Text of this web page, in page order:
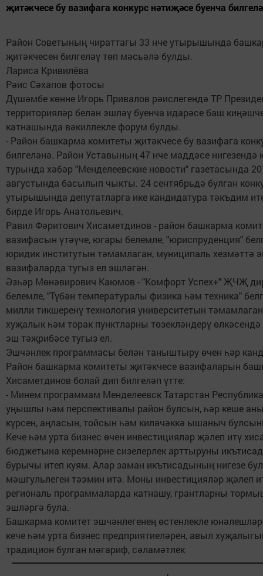
җитәкчесе бу вазифага конкурс нәтиҗәсе буенча
Район Советының чираттагы 33 нче утырышында
җитәкчесен билгеләү төп мәсьәлә булды.
Лариса Кривилёва
Рәис Сәхапов фотосы
Дүшәмбе көнне Игорь Привалов рәислегендә ТР
территорияләр белән эшләү буенча идарәсе баш
катнашында вәкиллекле форум булды.
- Район башкарма комитеты җитәкчесе бу вазифага
билгеләнә. Район Уставының 47 нче маддәсе нигезендә
турында хәбәр "Менделеевские новости" газетасында
августында басылып чыкты. 24 сентябрьдә булган
утырышында депутатларга ике кандидатура тәкъдим
бирде Игорь Анатольевич.
Равил Фәритович Хисаметдинов - район башкарма
вазифасын үтәүче, югары белемле, "юриспруденция"
юридик институтын тәмамлаган, муниципаль хезмәттә
вазифаларда тугыз ел эшләгән.
Әзһәр Мөнәвирович Каюмов - "Комфорт Успех+" ҖЧҖ
белемле, "Түбән температуралы физика һәм техника"
милли тикшеренү технология университетын
хуҗалык һәм торак пунктларны төзекләндерү
эш тәҗрибәсе тугыз ел.
Эшчәнлек программасы белән таныштыру өчен һәр
Район башкарма комитеты җитәкчесе вазифаларын
Хисаметдинов болай дип билгеләп үтте:
- Минем программам Менделеевск Татарстан
уңышлы һәм перспективалы район булсын, һәр кеше
күрсен, аңласын, тойсын һәм киләчәккә ышаныч
Кече һәм урта бизнес өчен инвестицияләр җәлеп итү
бюджетына керемнәрне сизелерлек арттыруны
бурычы итеп куям. Алар заман икътисадының нигезе
мәшгульлеген тәэмин итә. Моны инвестицияләр җәлеп
региональ программаларда катнашу, грантларны
эшләргә була.
Башкарма комитет эшчәнлегенең өстенлекле
кече һәм урта бизнес предприятиеләрен, авыл
традицион булган мәгариф, сәламәтлек